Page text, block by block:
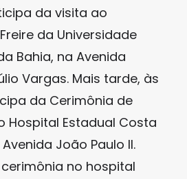
da visita ao
da Universidade
Bahia, na Avenida
Vargas. Mais tarde, às
da Cerimônia de
Hospital Estadual Costa
João Paulo II.
cerimônia no hospital